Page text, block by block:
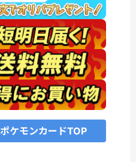
ポケモンカードTOP